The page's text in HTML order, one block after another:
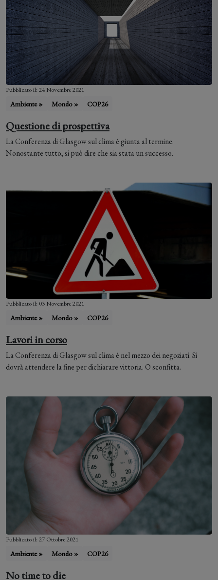
Informativa Cookie
Questo sito si avvale esclusivamente dei cookie
Pubblicato il: 24 Novembre 2021
Ambiente » Mondo » COP26
Questione di prospettiva
La Conferenza di Glasgow sul clima è giunta al termine.
Nonostante tutto, si può dire che sia stata un successo.
Pubblicato il: 03 Novembre 2021
Ambiente » Mondo » COP26
Lavori in corso
La Conferenza di Glasgow sul clima è nel mezzo dei negoziati. Si
dovrà attendere la fine per dichiarare vittoria. O sconfitta.
Pubblicato il: 27 Ottobre 2021
Ambiente » Mondo » COP26
No time to die